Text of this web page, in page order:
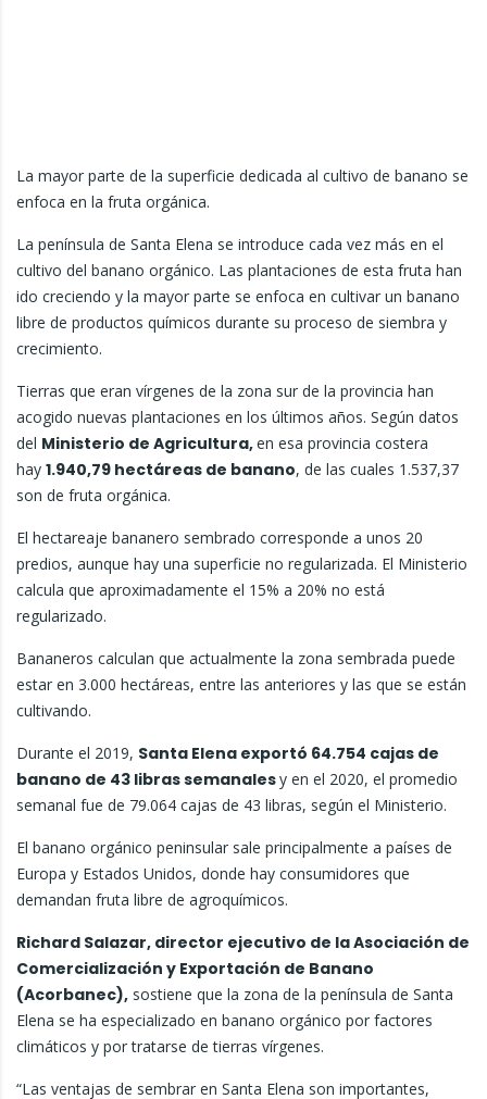
La mayor parte de la superficie dedicada al cultivo de banano se
enfoca en la fruta orgánica.
La península de Santa Elena se introduce cada vez más en el
cultivo del banano orgánico. Las plantaciones de esta fruta han
ido creciendo y la mayor parte se enfoca en cultivar un banano
libre de productos químicos durante su proceso de siembra y
crecimiento.
Tierras que eran vírgenes de la zona sur de la provincia han
acogido nuevas plantaciones en los últimos años. Según datos
del Ministerio de Agricultura,en esa provincia costera
hay 1.940,79 hectáreas de banano, de las cuales 1.537,37
son de fruta orgánica.
El hectareaje bananero sembrado corresponde a unos 20
predios, aunque hay una superficie no regularizada. El Ministerio
calcula que aproximadamente el 15% a 20% no está
regularizado.
Bananeros calculan que actualmente la zona sembrada puede
estar en 3.000 hectáreas, entre las anteriores y las que se están
cultivando.
Durante el 2019, Santa Elena exportó 64.754 cajas de
banano de 43 libras semanalesy en el 2020, el promedio
semanal fue de 79.064 cajas de 43 libras, según el Ministerio.
El banano orgánico peninsular sale principalmente a países de
Europa y Estados Unidos, donde hay consumidores que
demandan fruta libre de agroquímicos.
Richard Salazar, director ejecutivo de la Asociación de
Comercialización y Exportación de Banano
(Acorbanec), sostiene que la zona de la península de Santa
Elena se ha especializado en banano orgánico por factores
climáticos y por tratarse de tierras vírgenes.
“Las ventajas de sembrar en Santa Elena son importantes,